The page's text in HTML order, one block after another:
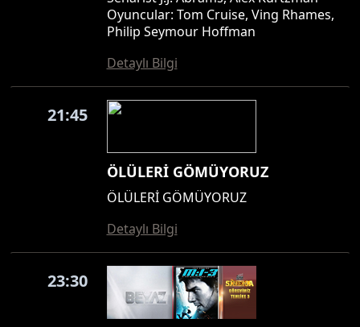
Oyuncular: Tom Cruise, Ving Rhames,
Philip Seymour Hoffman
Detaylı Bilgi
21:45
ÖLÜLERİ GÖMÜYORUZ
ÖLÜLERİ GÖMÜYORUZ
Detaylı Bilgi
23:30